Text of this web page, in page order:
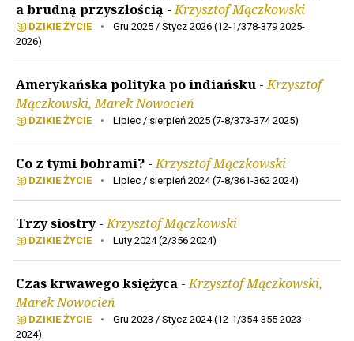
a brudną przyszłością -Krzysztof Mączkowski
DZIKIE ŻYCIE •
Gru 2025 / Stycz 2026 (12-1/378-379 2025-
2026)
Amerykańska polityka po indiańsku -Krzysztof
Mączkowski, Marek Nowocień
DZIKIE ŻYCIE • Lipiec / sierpień 2025 (7-8/373-374 2025)
Co z tymi bobrami? -Krzysztof Mączkowski
DZIKIE ŻYCIE • Lipiec / sierpień 2024 (7-8/361-362 2024)
Trzy siostry-Krzysztof Mączkowski
DZIKIE ŻYCIE • Luty 2024 (2/356 2024)
Czas krwawego księżyca -Krzysztof Mączkowski,
Marek Nowocień
DZIKIE ŻYCIE •
Gru 2023 / Stycz 2024 (12-1/354-355 2023-
2024)